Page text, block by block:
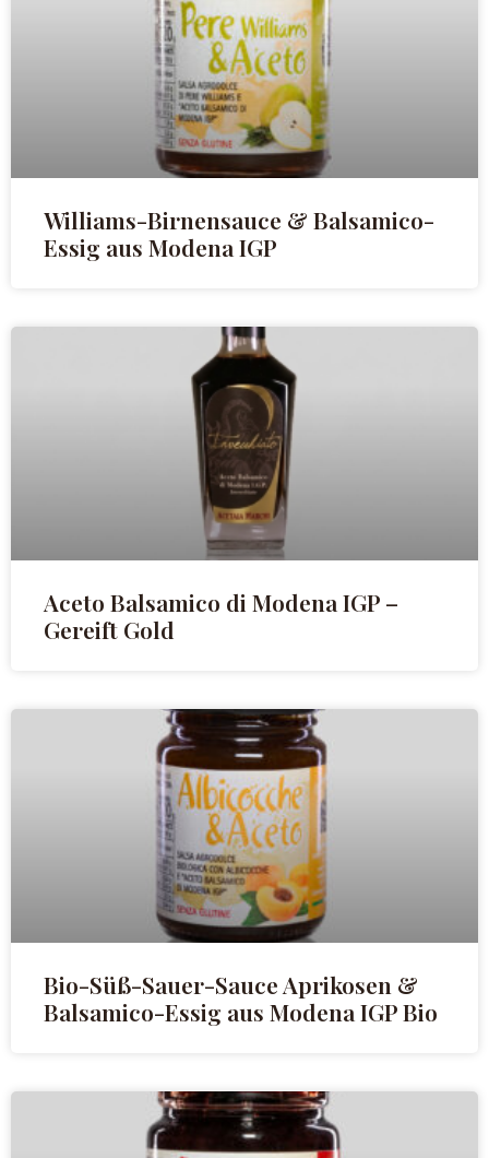
Williams-Birnensauce & Balsamico-
Essig aus Modena IGP
Aceto Balsamico di Modena IGP –
Gereift Gold
Bio-Süß-Sauer-Sauce Aprikosen &
Balsamico-Essig aus Modena IGP Bio